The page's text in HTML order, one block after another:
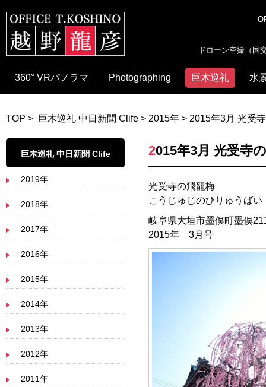
ドローン空撮（国
360° VRパノラマ Photographing 巨木巡礼 水
TOP > 巨木巡礼 中日新聞 Clife > 2015年 > 2015年3月 光受
2015年3月 光受寺
光受寺の飛龍梅
こうじゅじのひりゅうばい
岐阜県大垣市墨俣町墨俣
2015年 3月号
巨木巡礼 中日新聞 Clife
2019年
2018年
2017年
2016年
2015年
2014年
2013年
2012年
2011年